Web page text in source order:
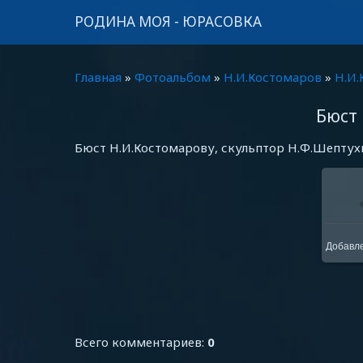
РОДИНА МОЯ - ЮРАСОВКА
Главная » Фотоальбом » Н.И.Костомаров »
Бюст Н.И.Костомарову, скульптор
Всего комментариев: 0